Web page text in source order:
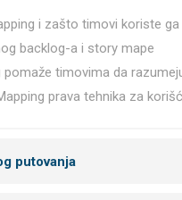
i zašto timovi koriste ga
backlog-a i story mape
pomaže timovima da
prava tehnika za
putovanja